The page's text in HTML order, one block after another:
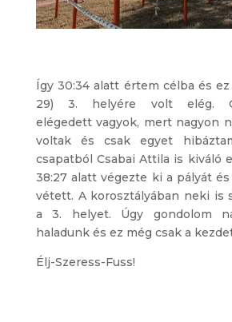
Így 30:34 alatt értem célba és
29) 3. helyére volt elég.
elégedett vagyok, mert nagyon
voltak és csak egyet
csapatból Csabai Attila is kiváló
38:27 alatt végezte ki a pályát
vétett. A korosztályában neki is
a 3. helyet. Úgy gondolom
haladunk és ez még csak a
Élj-Szeress-Fuss!